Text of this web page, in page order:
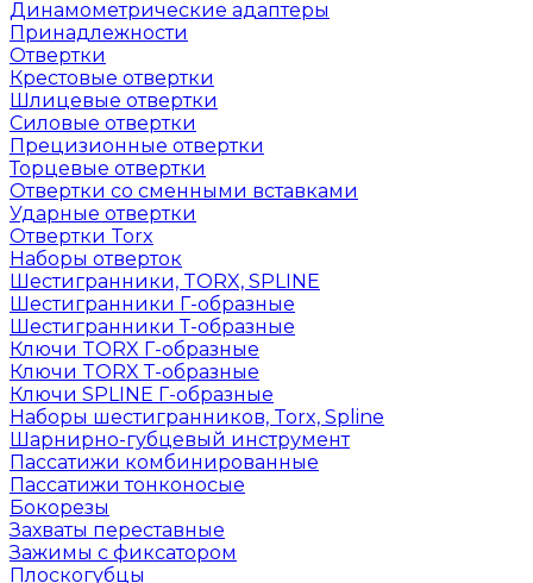
Динамометрические адаптеры
Принадлежности
Отвертки
Крестовые отвертки
Шлицевые отвертки
Силовые отвертки
Прецизионные отвертки
Торцевые отвертки
Отвертки со сменными вставками
Ударные отвертки
Отвертки Torx
Наборы отверток
Шестигранники, TORX, SPLINE
Шестигранники Г-образные
Шестигранники Т-образные
Ключи TORX Г-образные
Ключи TORX Т-образные
Ключи SPLINE Г-образные
Наборы шестигранников, Torx, Spline
Шарнирно-губцевый инструмент
Пассатижи комбинированные
Пассатижи тонконосые
Бокорезы
Захваты переставные
Зажимы с фиксатором
Плоскогубцы